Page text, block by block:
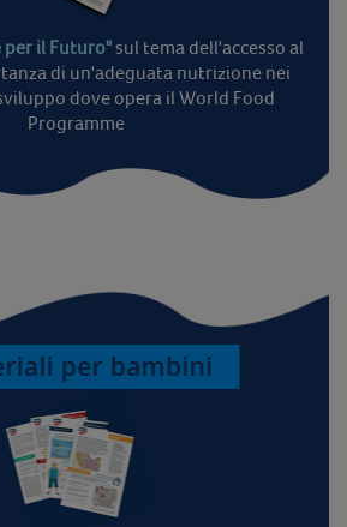
per il Futuro"sul tema dell'accesso al
di un'adeguata nutrizione nei
dove opera il World Food
Programme